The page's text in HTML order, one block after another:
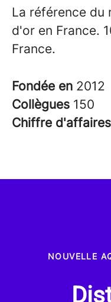
La référence du
d'or en France.
France.
Fondée en 2012
Collègues 150
Chiffre d'affaires
NOUVELLE